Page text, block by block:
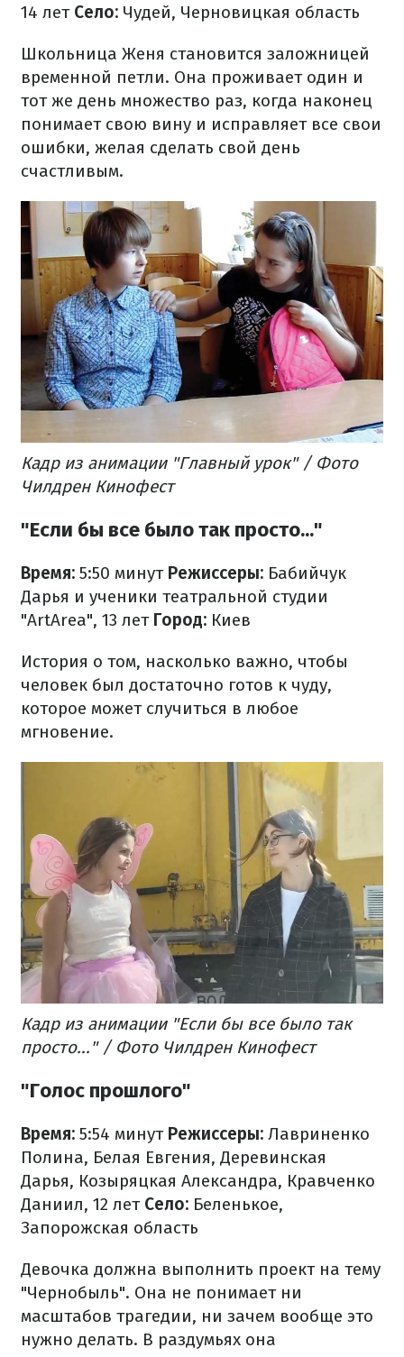
14 лет Село: Чудей, Черновицкая область
Школьница Женя становится заложницей
временной петли. Она проживает один и
тот же день множество раз, когда наконец
понимает свою вину и исправляет все свои
ошибки, желая сделать свой день
счастливым.
Кадр из анимации "Главный урок" / Фото
Чилдрен Кинофест
"Если бы все было так просто..."
Время: 5:50 минут Режиссеры: Бабийчук
Дарья и ученики театральной студии
"ArtArea", 13 лет Город: Киев
История о том, насколько важно, чтобы
человек был достаточно готов к чуду,
которое может случиться в любое
мгновение.
Кадр из анимации "Если бы все было так
просто..." / Фото Чилдрен Кинофест
"Голос прошлого"
Время: 5:54 минут Режиссеры: Лавриненко
Полина, Белая Евгения, Деревинская
Дарья, Козыряцкая Александра, Кравченко
Даниил, 12 лет Село: Беленькое,
Запорожская область
Девочка должна выполнить проект на тему
"Чернобыль". Она не понимает ни
масштабов трагедии, ни зачем вообще это
нужно делать. В раздумьях она